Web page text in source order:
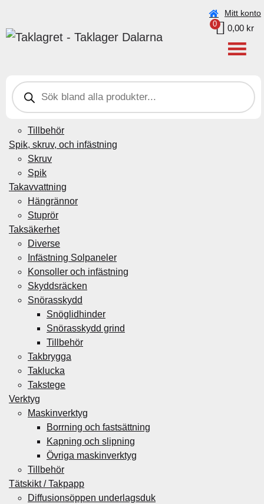
Beställningar under vecka 30 (20–26 juli) kan ta någotMitt konto
0 0,00 kr
P
r
o
t
s
r
Plåtdetaljer
Beslag genomföring
Byggplåt
Tillbehör
Spik, skruv, och infästning
Skruv
Spik
Takavvattning
Hängrännor
Stuprör
Taksäkerhet
Diverse
Infästning Solpaneler
Konsoller och infästning
Skyddsräcken
Snörasskydd
Snöglidhinder
Snörasskydd grind
Tillbehör
Takbrygga
Taklucka
Takstege
Verktyg
Maskinverktyg
Borrning och fastsättning
Kapning och slipning
Övriga maskinverktyg
Tillbehör
Tätskikt / Takpapp
Diffusionsöppen underlagsduk